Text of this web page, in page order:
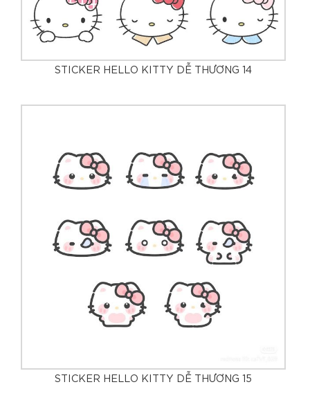
STICKER HELLO KITTY DỄ THƯƠNG 14
STICKER HELLO KITTY DỄ THƯƠNG 15